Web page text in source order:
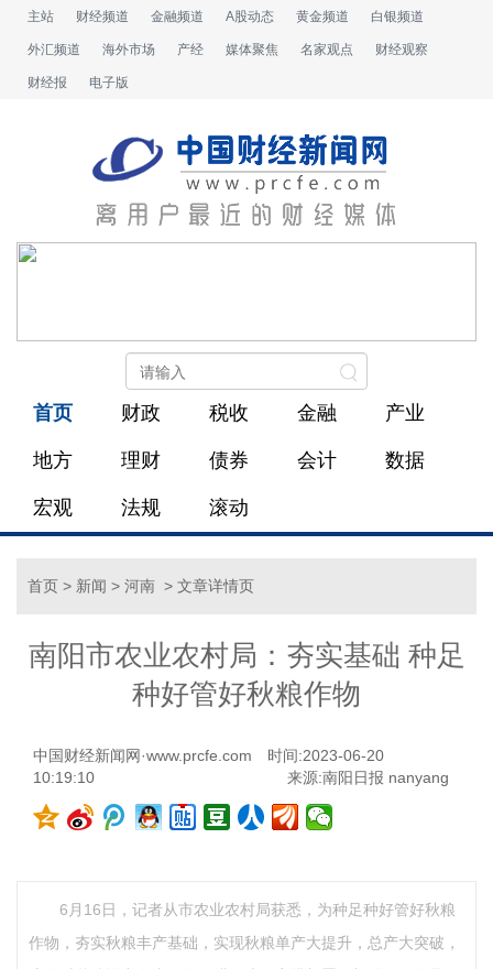
主站 财经频道 金融频道 A股动态 黄金频道 白银频道
外汇频道 海外市场 产经 媒体聚焦 名家观点 财经观察
财经报 电子版
首页 财政 税收 金融 产业
地方 理财 债券 会计 数据
宏观 法规 滚动
首页 > 新闻 > 河南 > 文章详情页
南阳市农业农村局：夯实基础 种足
种好管好秋粮作物
中国财经新闻网·www.prcfe.com
时间:2023-06-20
10:19:10
来源:南阳日报 nanyang
6月16日，记者从市农业农村局获悉，为种足种好管好秋粮
作物，夯实秋粮丰产基础，实现秋粮单产大提升，总产大突破，